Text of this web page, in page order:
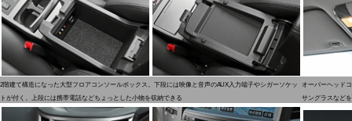
2階建て構造になった大型フロアコンソールボックス。下段には映像と音声のAUX入力端子やシガーソケッ
トが付く。上段には携帯電話などちょっとした小物を収納できる
オーバーヘッド
サングラスなど